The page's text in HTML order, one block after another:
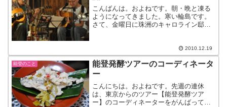
こんばんは。およねです。朝・晩と凍る
ようになってきました。寒い輪島です。
さて、金曜日に珠洲のキャロライン邸で
行ってきました。輪島を出る頃は雨だっ
たお天気も、角を曲...
2010.12.19
能登のこと
能登発酵ツアーのコーディネータ
ー
こんにちは。およねです。先週の連休
は、東京からのツアー【能登発酵ツア
ー】のコーディネーターをがんばってま